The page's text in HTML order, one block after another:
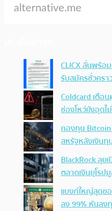
CLICX ลั่นพร้
รับสมัครชั่วคร
Coldcard เตือ
ช่องโหว่ยังอุดไ
กองทุน Bitcoin
สหรัฐหลังเงินทุ
BlackRock ลุย
ตลาดเงินยุโรป
แบงก์ใหญ่สุดข
ลง 99% หันลง